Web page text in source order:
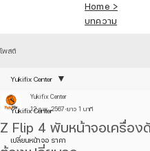
Home >
บทความ
โพสต์
Yukifix Center
เปลี่ยนหน้าจอ ราคา
Yukifix Center
Z Flip 4 พับหน้าจอเครื่อง
Yukifix Center
12 ก.พ. 2567 ยาว 1 นาที